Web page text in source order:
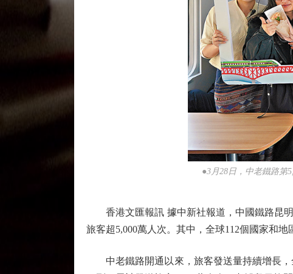
●3月28日，中老鐵路第
香港文匯報訊 據中新社報道，中國鐵路昆明
旅客超5,000萬人次。其中，全球112個國家和
中老鐵路開通以來，旅客發送量持續增長，